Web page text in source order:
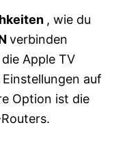
, wie du
verbinden
Apple TV
auf
Option ist die